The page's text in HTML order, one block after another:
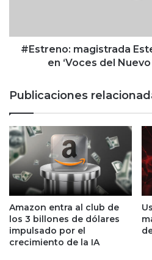
,
p
e
r
o
u
i
d
a
:
s
t
r
a
d
a
E
t
e
l
a
#Estreno: magistrada
en ‘Voces del
Publicaciones
Amazon entra al club de
los 3 billones de dólares
impulsado por el
crecimiento de la IA